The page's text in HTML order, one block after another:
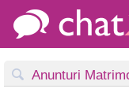
Anunturi